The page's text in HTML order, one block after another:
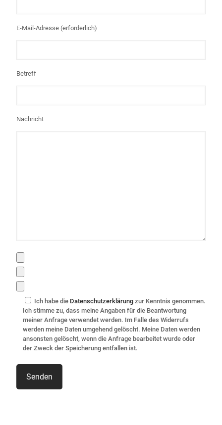
E-Mail-Adresse (erforderlich)
Betreff
Nachricht
Ich habe die Datenschutzerklärung zur Kenntnis genommen.
Ich stimme zu, dass meine Angaben für die Beantwortung
meiner Anfrage verwendet werden. Im Falle des Widerrufs
werden meine Daten umgehend gelöscht. Meine Daten werden
ansonsten gelöscht, wenn die Anfrage bearbeitet wurde oder
der Zweck der Speicherung entfallen ist.